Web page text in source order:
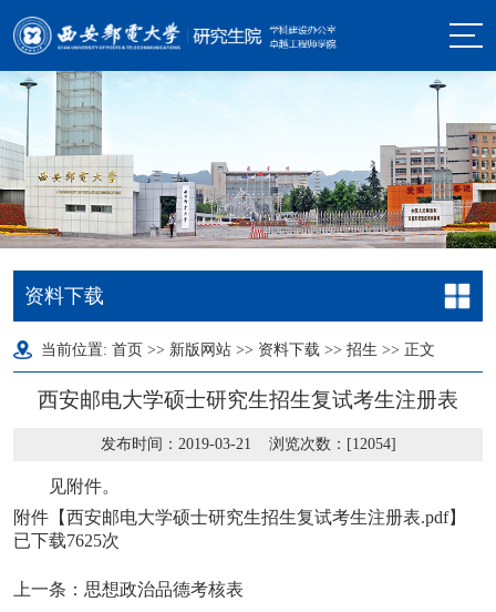
资料下载
当前位置: 首页 >> 新版网站 >> 资料下载 >> 招生 >> 正文
西安邮电大学硕士研究生招生复试考生注册表
发布时间：2019-03-21 浏览次数：[12054]
见附件。
附件【西安邮电大学硕士研究生招生复试考生注册表.pdf】
已下载7625次
上一条： 思想政治品德考核表